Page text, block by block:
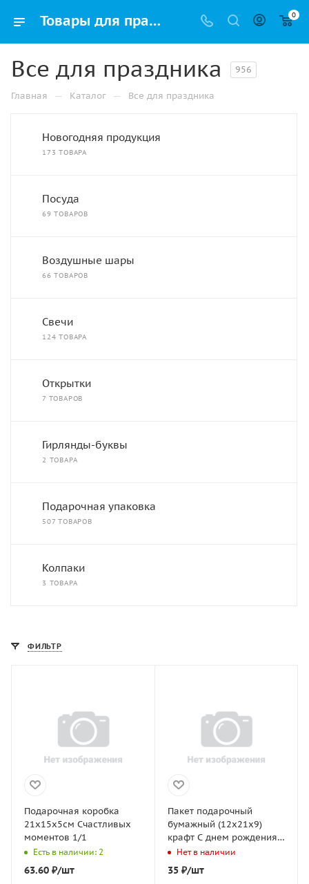
Товары для праздника купить в Уфе оптом и в розницу | Упак РФ 0
Все для праздника 956
Главная — Каталог — Все для праздника
Новогодняя продукция
173 ТОВАРА
Посуда
69 ТОВАРОВ
Воздушные шары
66 ТОВАРОВ
Свечи
124 ТОВАРА
Открытки
7 ТОВАРОВ
Гирлянды-буквы
2 ТОВАРА
Подарочная упаковка
507 ТОВАРОВ
Колпаки
3 ТОВАРА
ФИЛЬТР
Подарочная коробка
21х15х5см Счастливых
моментов 1/1
Есть в наличии: 2
63.60 ₽/шт
Пакет подарочный
бумажный (12х21х9)
крафт С днем рождения
1/700
Нет в наличии
35₽/шт